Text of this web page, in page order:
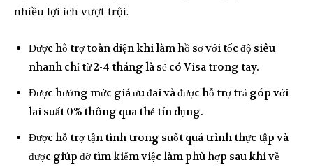
nhiều lợi ích vượt trội.
Được hỗ trợ toàn diện khi làm hồ sơ với tốc độ siêu
nhanh chỉ từ 2-4 tháng là sẽ có Visa trong tay.
Được hưởng mức giá ưu đãi và được hỗ trợ trả góp với
lãi suất 0% thông qua thẻ tín dụng.
Được hỗ trợ tận tình trong suốt quá trình thực tập và
được giúp đỡ tìm kiếm việc làm phù hợp sau khi về